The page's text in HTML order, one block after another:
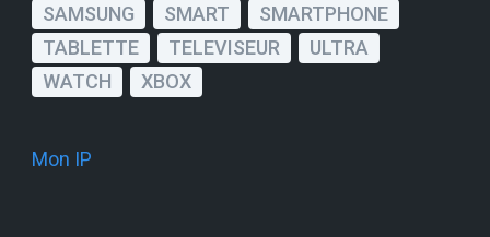
SAMSUNG
SMART
SMARTPHONE
TABLETTE
TELEVISEUR
ULTRA
WATCH
XBOX
Mon IP